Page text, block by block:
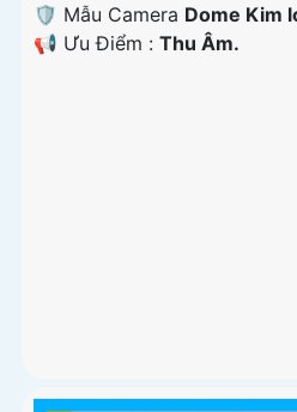
🛡 Mẫu Camera Dome Kim
️📢 Ưu Điểm : Thu Âm.